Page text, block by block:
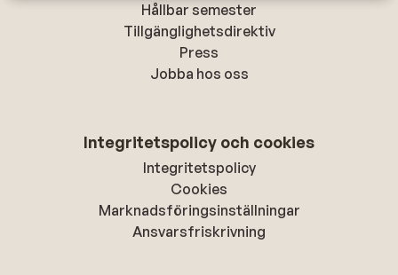
Hållbar semester
Tillgänglighetsdirektiv
Press
Jobba hos oss
Integritetspolicy och cookies
Integritetspolicy
Cookies
Marknadsföringsinställningar
Ansvarsfriskrivning